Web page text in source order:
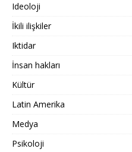
Ideoloji
İkili ilişkiler
Iktidar
İnsan hakları
Kültür
Latin Amerika
Medya
Psikoloji